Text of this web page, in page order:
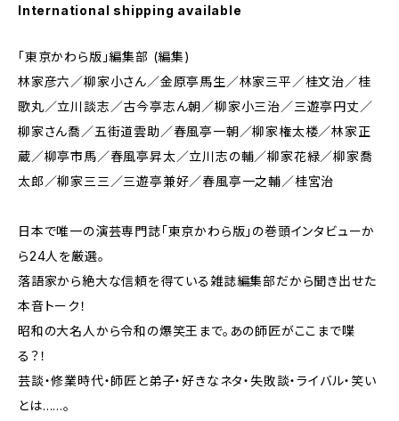
International shipping available
「東京かわら版」編集部 (編集)
林家彦六／柳家小さん／金原亭馬生／林家三平／桂文治／桂
歌丸／立川談志／古今亭志ん朝／柳家小三治／三遊亭円丈／
柳家さん喬／五街道雲助／春風亭一朝／柳家権太楼／林家正
蔵／柳亭市馬／春風亭昇太／立川志の輔／柳家花緑／柳家喬
太郎／柳家三三／三遊亭兼好／春風亭一之輔／桂宮治
日本で唯一の演芸専門誌「東京かわら版」の巻頭インタビューか
ら24人を厳選。
落語家から絶大な信頼を得ている雑誌編集部だから聞き出せた
本音トーク！
昭和の大名人から令和の爆笑王まで。あの師匠がここまで喋
る？！
芸談・修業時代・師匠と弟子・好きなネタ・失敗談・ライバル・笑い
とは……。